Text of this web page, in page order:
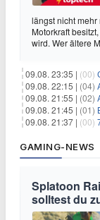
längst nicht
Motorkraft
wird. Wer ältere
09.08. 23:35 | (00)
09.08. 22:15 | (04)
09.08. 21:55 | (02)
09.08. 21:45 | (01)
09.08. 21:37 | (00)
GAMING-NEWS
Splatoon
solltest du